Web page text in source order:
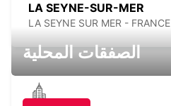
LA SEYNE-SUR-MER
LA SEYNE SUR MER - FRANCE
الصفقات المحلية